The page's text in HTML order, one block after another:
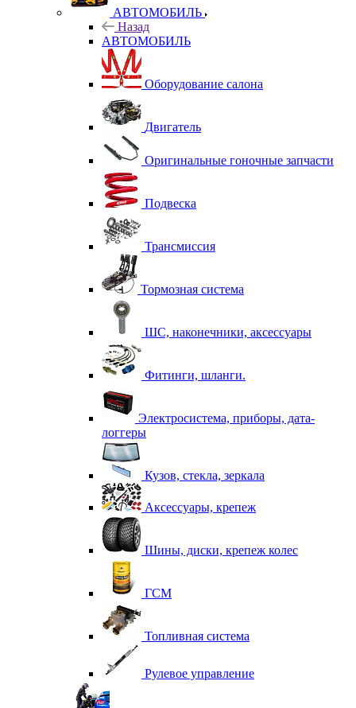
АВТОМОБИЛЬ
Назад
АВТОМОБИЛЬ
Оборудование салона
Двигатель
Оригинальные гоночные запчасти
Подвеска
Трансмиссия
Тормозная система
ШС, наконечники, аксессуары
Фитинги, шланги.
Электросистема, приборы, дата-
логгеры
Кузов, стекла, зеркала
Аксессуары, крепеж
Шины, диски, крепеж колес
ГСМ
Топливная система
Рулевое управление